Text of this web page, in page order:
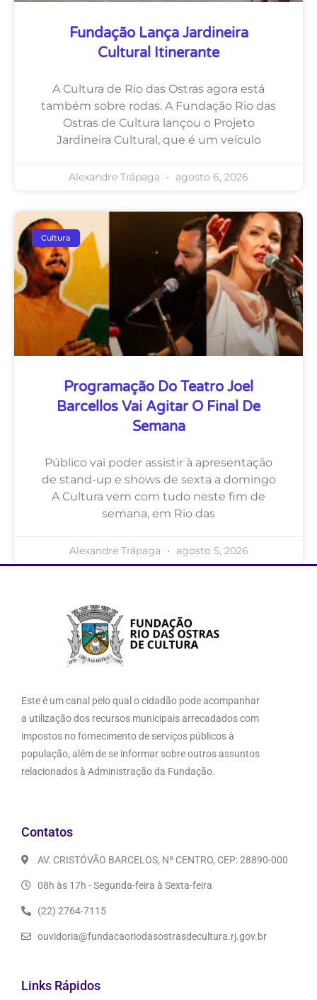
Fundação Lança Jardineira
Cultural Itinerante
A Cultura de Rio das Ostras agora está
também sobre rodas. A Fundação Rio das
Ostras de Cultura lançou o Projeto
Jardineira Cultural, que é um veículo
Alexandre Trápaga agosto 6, 2026
Cultura
Programação Do Teatro Joel
Barcellos Vai Agitar O Final De
Semana
Público vai poder assistir à apresentação
de stand-up e shows de sexta a domingo
A Cultura vem com tudo neste fim de
semana, em Rio das
Alexandre Trápaga agosto 5, 2026
Este é um canal pelo qual o cidadão pode acompanhar
a utilização dos recursos municipais arrecadados com
impostos no fornecimento de serviços públicos à
população, além de se informar sobre outros assuntos
relacionados à Administração da Fundação.
Contatos
AV. CRISTÓVÃO BARCELOS, Nº CENTRO, CEP: 28890-000
08h às 17h - Segunda-feira à Sexta-feira
(22) 2764-7115
ouvidoria@fundacaoriodasostrasdecultura.rj.gov.br
Links Rápidos